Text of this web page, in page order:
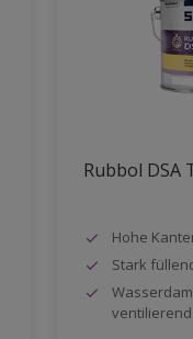
Rubbol DSA
Hohe
Stark
ventilierend